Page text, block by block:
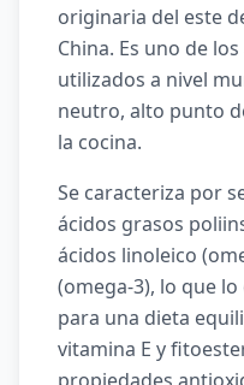
originaria del este
China. Es uno de
utilizados a nivel
neutro, alto punto
la cocina.
Se caracteriza por
ácidos grasos
ácidos linoleico
(omega-3), lo que
para una dieta
vitamina E y